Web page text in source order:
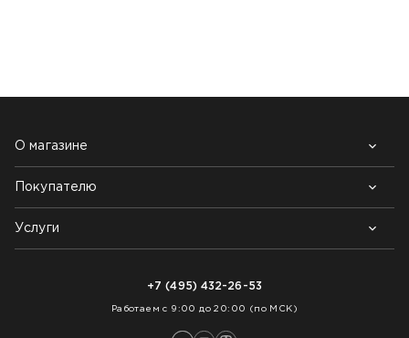
О магазине
Почему выбирают нас
Контакты
Блог
Покупателю
Возврат товара
Как заказать
Услуги
+7 (495) 432-26-53
Работаем с 9:00 до 20:00 (по МСК)